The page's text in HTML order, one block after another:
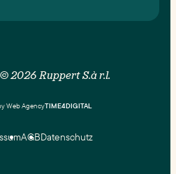
2026 Ruppert S.à r.l.
Web AgencyTIME4DIGITAL
AGBDatenschutz